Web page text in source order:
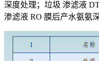
深度处理；垃圾 渗滤液
渗滤液 RO 膜后产水氨氨